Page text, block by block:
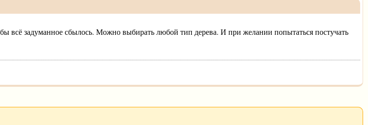
всё задуманное сбылось. Можно выбирать любой тип дерева. И при желании попытаться постучать